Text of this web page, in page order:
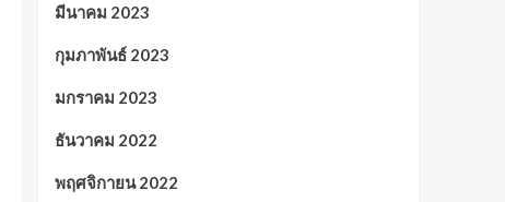
มีนาคม 2023
กุมภาพันธ์ 2023
มกราคม 2023
ธันวาคม 2022
พฤศจิกายน 2022